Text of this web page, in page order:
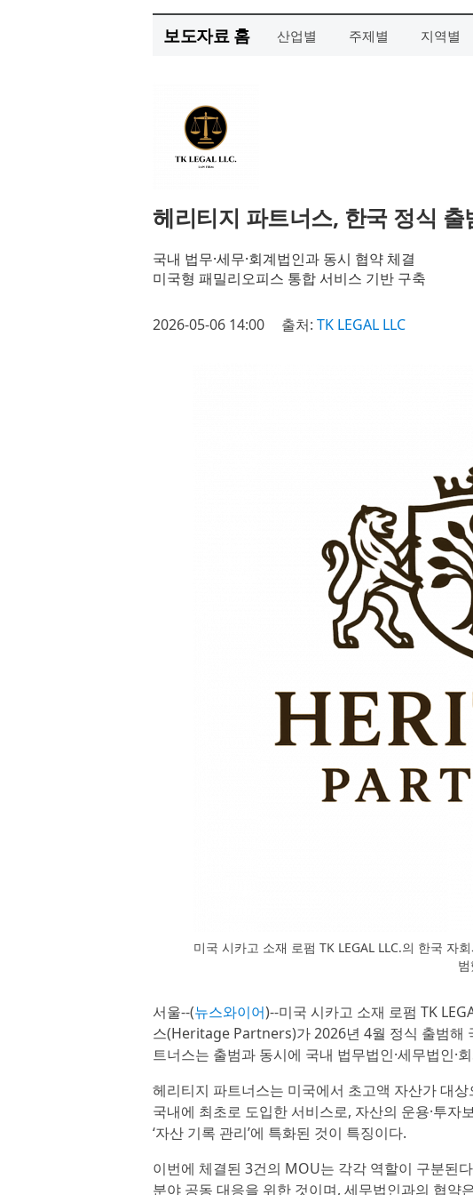
보도자료 홈 산업별 주제별 지역별
헤리티지 파트너스, 한국 정식 출
국내 법무·세무·회계법인과 동시 협약 체결
미국형 패밀리오피스 통합 서비스 기반 구축
2026-05-06 14:00 출처: TK LEGAL LLC
미국 시카고 소재 로펌 TK LEGAL LLC.의 한국
서울--(뉴스와이어)--미국 시카고 소재 로펌 TK
스(Heritage Partners)가 2026년 4월 정식 출범해
트너스는 출범과 동시에 국내 법무법인·세무법인·
헤리티지 파트너스는 미국에서 초고액 자산가 대
국내에 최초로 도입한 서비스로, 자산의 운용·투
‘자산 기록 관리’에 특화된 것이 특징이다.
이번에 체결된 3건의 MOU는 각각 역할이 구분된
분야 공동 대응을 위한 것이며, 세무법인과의 협약